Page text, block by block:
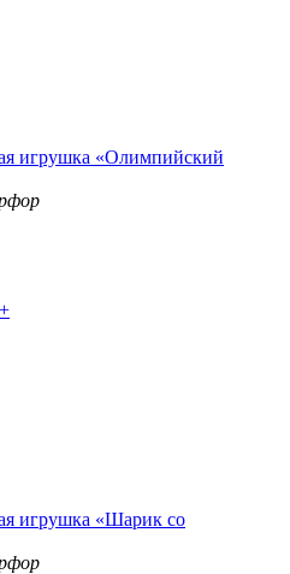
игрушка «Олимпийский
+
игрушка «Шарик со